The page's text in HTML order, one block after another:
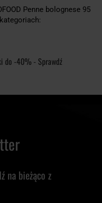
Penne bolognese 95
na bieżąco z